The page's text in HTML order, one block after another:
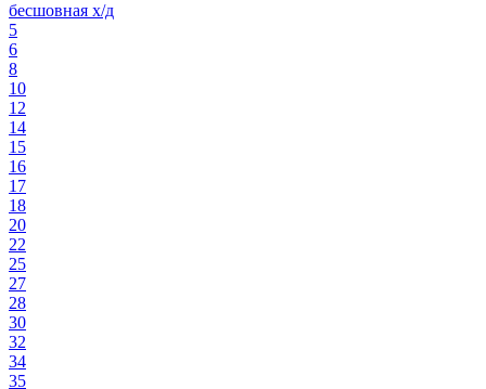
бесшовная х/д
5
6
8
10
12
14
15
16
17
18
20
22
25
27
28
30
32
34
35